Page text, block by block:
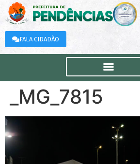
FALA CIDADÃO
_MG_7815